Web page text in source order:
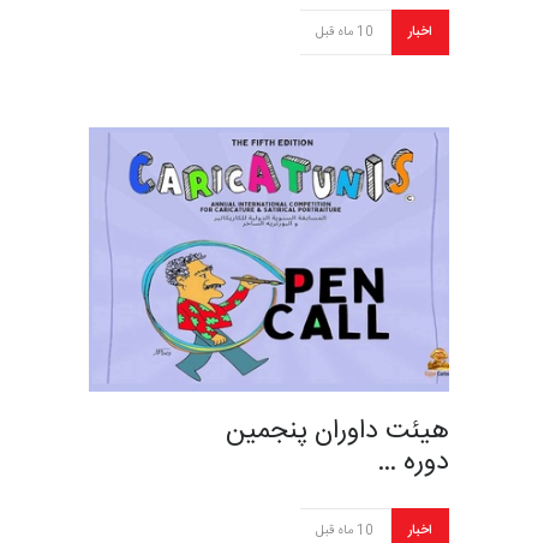
اخبار 10 ماه قبل
هیئت داوران پنجمین
دوره …
اخبار 10 ماه قبل